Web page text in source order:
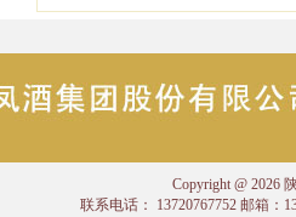
Copyright @ 2026
联系电话： 13720767752 邮箱：